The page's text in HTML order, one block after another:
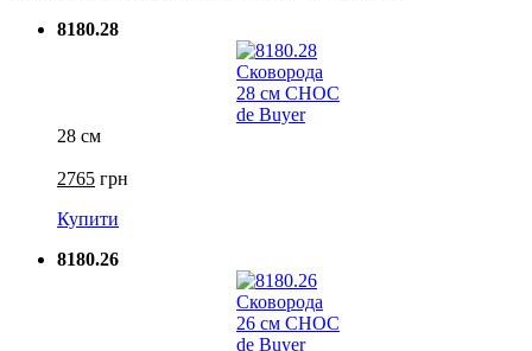
8180.28
28 см
2765 грн
Купити
8180.26